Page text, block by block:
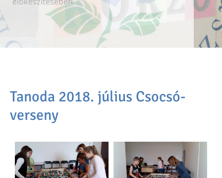
Tanoda 2018. július Csocsó-
verseny